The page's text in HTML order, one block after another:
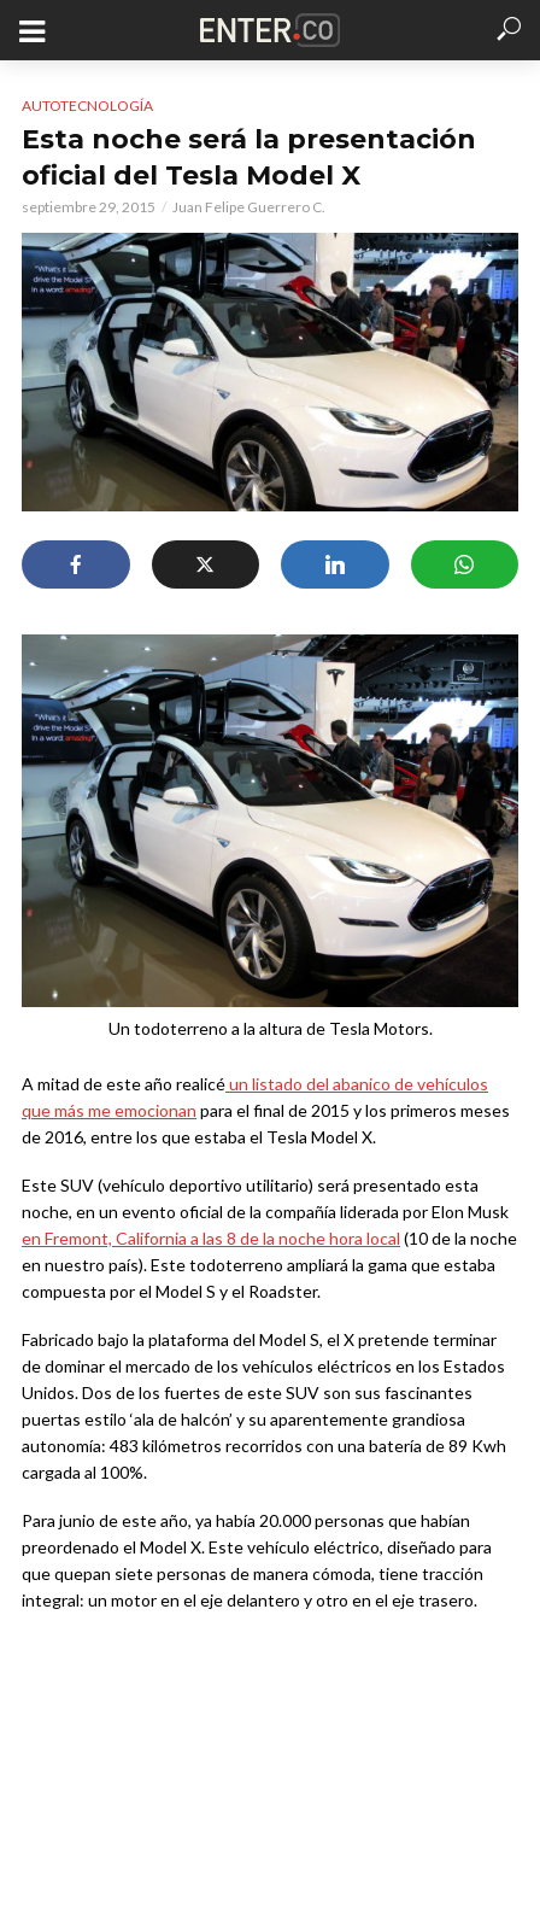
AUTOTECNOLOGÍA
Esta noche será la presentación
oficial del Tesla Model X
septiembre 29, 2015 Juan Felipe Guerrero C.
Un todoterreno a la altura de Tesla Motors.
A mitad de este año realicéun listado del abanico de vehículos
que más me emocionan para el final de 2015 y los primeros meses
de 2016, entre los que estaba el Tesla Model X.
Este SUV (vehículo deportivo utilitario) será presentado esta
noche, en un evento oficial de la compañía liderada por Elon Musk
en Fremont, California a las 8 de la noche hora local (10 de la noche
en nuestro país). Este todoterreno ampliará la gama que estaba
compuesta por el Model S y el Roadster.
Fabricado bajo la plataforma del Model S, el X pretende terminar
de dominar el mercado de los vehículos eléctricos en los Estados
Unidos. Dos de los fuertes de este SUV son sus fascinantes
puertas estilo ‘ala de halcón’ y su aparentemente grandiosa
autonomía: 483 kilómetros recorridos con una batería de 89 Kwh
cargada al 100%.
Para junio de este año, ya había 20.000 personas que habían
preordenado el Model X. Este vehículo eléctrico, diseñado para
que quepan siete personas de manera cómoda, tiene tracción
integral: un motor en el eje delantero y otro en el eje trasero.